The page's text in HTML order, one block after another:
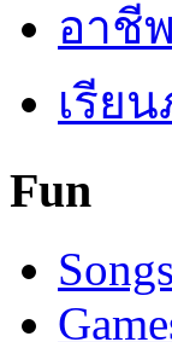
อาชี
เรีย
Fun
Songs